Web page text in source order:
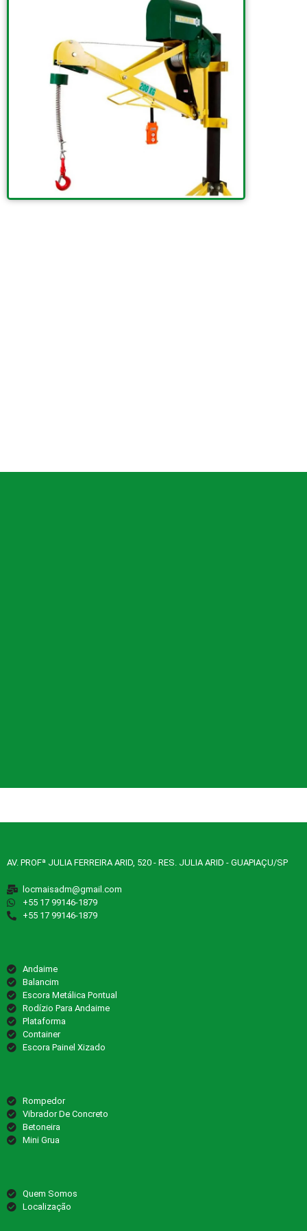
AV. PROFª JULIA FERREIRA ARID, 520 - RES. JULIA ARID - GUAPIAÇU/SP
locmaisadm@gmail.com
‪+55 17 99146‑1879‬
‪+55 17 99146‑1879‬
Andaime
Balancim
Escora Metálica Pontual
Rodízio Para Andaime
Plataforma
Container
Escora Painel Xizado
Rompedor
Vibrador De Concreto
Betoneira
Mini Grua
Quem Somos
Localização